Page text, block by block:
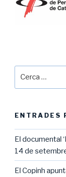
ENTRADES
El documental
14 de
El Copinh